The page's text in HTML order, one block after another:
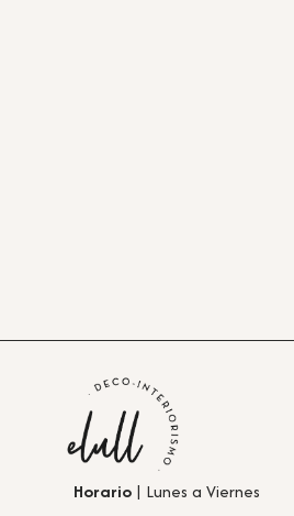
Horario | Lunes a Viernes